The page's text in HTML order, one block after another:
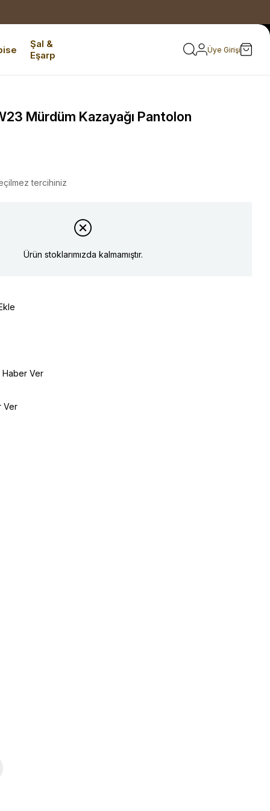
Şal &
Eşarp
Üye Girişi
Mürdüm Kazayağı Pantolon
tercihiniz
Ürün stoklarımızda kalmamıştır.
Haber Ver
Ver